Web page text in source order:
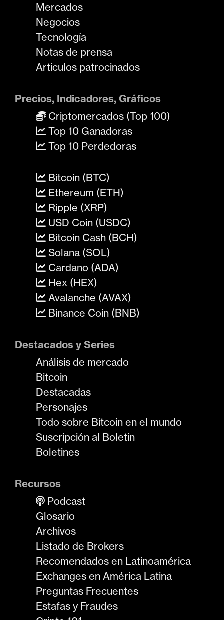
Mercados
Negocios
Tecnología
Notas de prensa
Artículos patrocinados
Precios, Indicadores, Gráficos
Criptomercados (Top 100)
Top 10 Ganadoras
Top 10 Perdedoras
Bitcoin (BTC)
Ethereum (ETH)
Ripple (XRP)
USD Coin (USDC)
Bitcoin Cash (BCH)
Solana (SOL)
Cardano (ADA)
Hex (HEX)
Avalanche (AVAX)
Binance Coin (BNB)
Destacados y Series
Análisis de mercado
Bitcoin
Destacadas
Personajes
Todo sobre Bitcoin en el mundo
Suscripción al Boletín
Boletines
Recursos
Podcast
Glosario
Archivos
Listado de Brokers
Recomendados en Latinoamérica
Exchanges en América Latina
Preguntas Frecuentes
Estafas y Fraudes